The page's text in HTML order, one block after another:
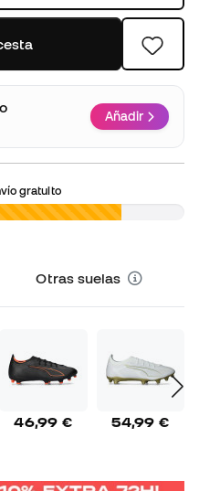
Añadir
gratuito
Otras suelas
46,99 € 54,99 €